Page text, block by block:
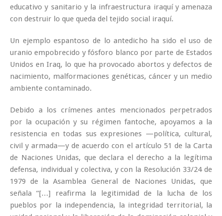
educativo y sanitario y la infraestructura iraquí y amenaza
con destruir lo que queda del tejido social iraquí.
Un ejemplo espantoso de lo antedicho ha sido el uso de
uranio empobrecido y fósforo blanco por parte de Estados
Unidos en Iraq, lo que ha provocado abortos y defectos de
nacimiento, malformaciones genéticas, cáncer y un medio
ambiente contaminado.
Debido a los crímenes antes mencionados perpetrados
por la ocupación y su régimen fantoche, apoyamos a la
resistencia en todas sus expresiones —política, cultural,
civil y armada—y de acuerdo con el artículo 51 de la Carta
de Naciones Unidas, que declara el derecho a la legítima
defensa, individual y colectiva, y con la Resolución 33/24 de
1979 de la Asamblea General de Naciones Unidas, que
señala “[…] reafirma la legitimidad de la lucha de los
pueblos por la independencia, la integridad territorial, la